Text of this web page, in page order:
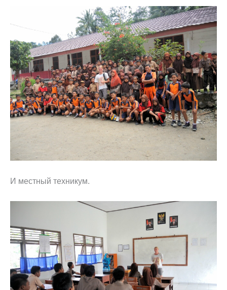
И местный техникум.